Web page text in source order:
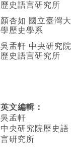
歷史語言研究所
顏杏如 國立臺灣大
學歷史學系
吳孟軒 中央研究院
歷史語言研究所
英文編輯 ：
吳孟軒
中央研究院歷史語
言研究所